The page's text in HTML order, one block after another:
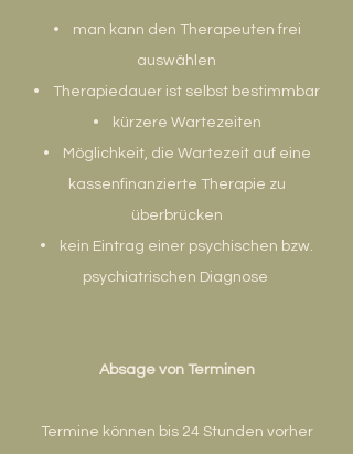
• man kann den Therapeuten frei
auswählen
• Therapiedauer ist selbst bestimmbar
• kürzere Wartezeiten
• Möglichkeit, die Wartezeit auf eine
kassenfinanzierte Therapie zu
überbrücken
• kein Eintrag einer psychischen bzw.
psychiatrischen Diagnose
Absage von Terminen
Termine können bis 24 Stunden vorher